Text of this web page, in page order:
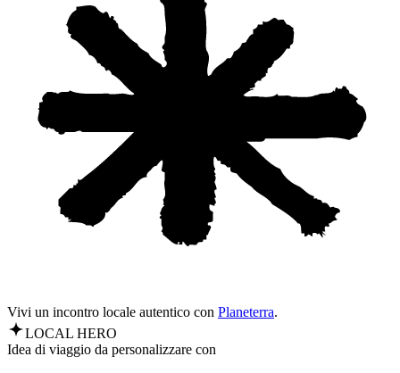
Vivi un incontro locale autentico con Planeterra.
LOCAL HERO
Idea di viaggio da personalizzare con